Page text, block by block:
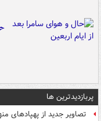
پربازدیدترین ها
تصاویر جدید از پهپادهای